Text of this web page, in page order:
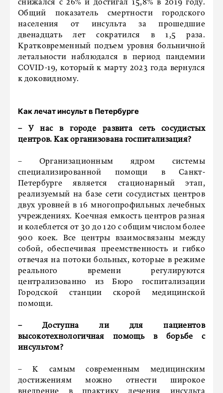
снижался с 26% и достигал 15,8% в 2019 году.
Общий показатель смертности городского
населения от инсульта за прошедшие
двенадцать лет сократился в 1,5 раза.
Кратковременный подъем уровня больничной
летальности наблюдался в период пандемии
COVID-19, который к марту 2023 года вернулся
к доковидному.
Как лечат инсульт в Петербурге
– У нас в городе развита сеть сосудистых
центров. Как организована госпитализация?
– Организационным ядром системы
специализированной помощи в Санкт-
Петербурге является стационарный этап,
реализуемый на базе сети сосудистых центров
двух уровней в 16 многопрофильных лечебных
учреждениях. Коечная емкость центров разная
и колеблется от 30 до 120 с общим числом более
900 коек. Все центры взаимосвязаны между
собой, обеспечивая преемственность и гибко
отвечая на потоки больных, которые в режиме
реального времени регулируются
централизованно из Бюро госпитализации
Городской станции скорой медицинской
помощи.
– Доступна ли для пациентов
высокотехнологичная помощь в борьбе с
инсультом?
– К самым современным медицинским
достижениям можно отнести широкое